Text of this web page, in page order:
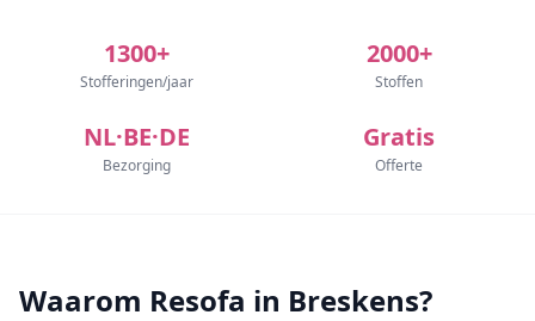
1300+
Stofferingen/jaar
2000+
Stoffen
NL·BE·DE
Bezorging
Gratis
Offerte
Waarom Resofa in Breskens?